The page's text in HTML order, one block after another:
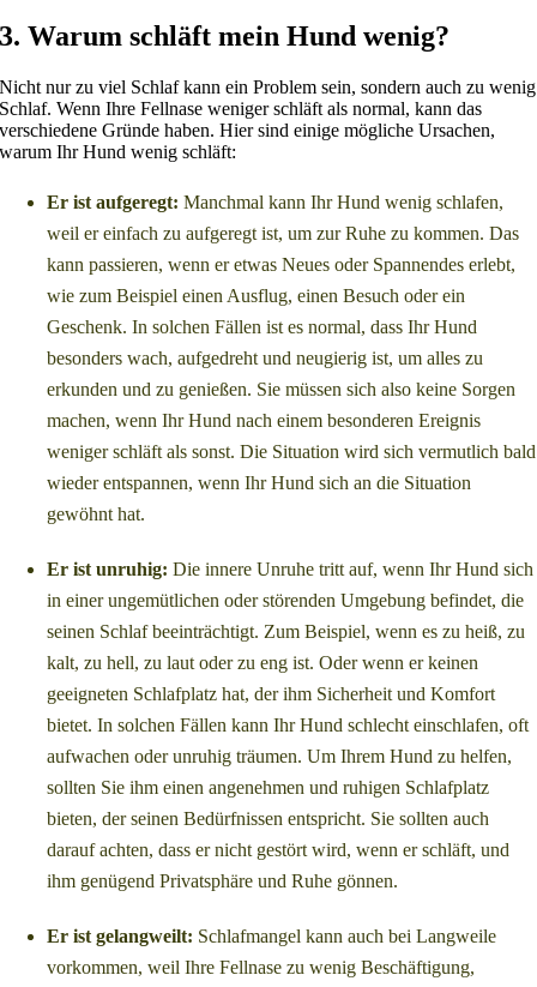
3. Warum schläft mein Hund wenig?
Nicht nur zu viel Schlaf kann ein Problem sein, sondern auch zu wenig
Schlaf. Wenn Ihre Fellnase weniger schläft als normal, kann das
verschiedene Gründe haben. Hier sind einige mögliche Ursachen,
warum Ihr Hund wenig schläft:
Er ist aufgeregt: Manchmal kann Ihr Hund wenig schlafen,
weil er einfach zu aufgeregt ist, um zur Ruhe zu kommen. Das
kann passieren, wenn er etwas Neues oder Spannendes erlebt,
wie zum Beispiel einen Ausflug, einen Besuch oder ein
Geschenk. In solchen Fällen ist es normal, dass Ihr Hund
besonders wach, aufgedreht und neugierig ist, um alles zu
erkunden und zu genießen. Sie müssen sich also keine Sorgen
machen, wenn Ihr Hund nach einem besonderen Ereignis
weniger schläft als sonst. Die Situation wird sich vermutlich bald
wieder entspannen, wenn Ihr Hund sich an die Situation
gewöhnt hat.
Er ist unruhig: Die innere Unruhe tritt auf, wenn Ihr Hund sich
in einer ungemütlichen oder störenden Umgebung befindet, die
seinen Schlaf beeinträchtigt. Zum Beispiel, wenn es zu heiß, zu
kalt, zu hell, zu laut oder zu eng ist. Oder wenn er keinen
geeigneten Schlafplatz hat, der ihm Sicherheit und Komfort
bietet. In solchen Fällen kann Ihr Hund schlecht einschlafen, oft
aufwachen oder unruhig träumen. Um Ihrem Hund zu helfen,
sollten Sie ihm einen angenehmen und ruhigen Schlafplatz
bieten, der seinen Bedürfnissen entspricht. Sie sollten auch
darauf achten, dass er nicht gestört wird, wenn er schläft, und
ihm genügend Privatsphäre und Ruhe gönnen.
Er ist gelangweilt: Schlafmangel kann auch bei Langweile
vorkommen, weil Ihre Fellnase zu wenig Beschäftigung,